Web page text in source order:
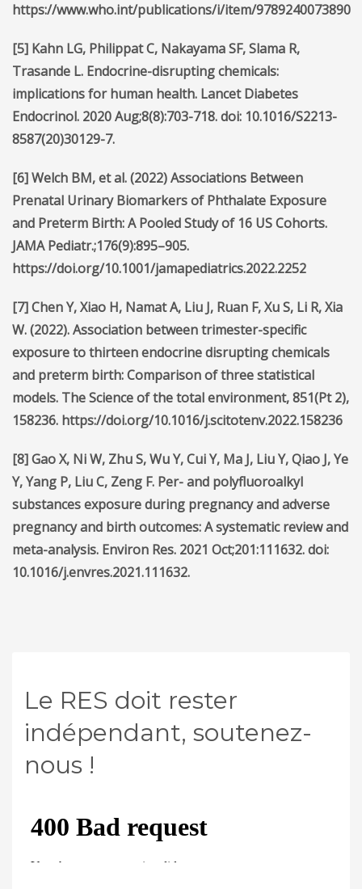
https://www.who.int/publications/i/item/9789240073890
[5] Kahn LG, Philippat C, Nakayama SF, Slama R,
Trasande L. Endocrine-disrupting chemicals:
implications for human health. Lancet Diabetes
Endocrinol. 2020 Aug;8(8):703-718. doi: 10.1016/S2213-
8587(20)30129-7.
[6]Welch BM, et al. (2022) Associations Between
Prenatal Urinary Biomarkers of Phthalate Exposure
and Preterm Birth: A Pooled Study of 16 US Cohorts.
JAMA Pediatr.;176(9):895–905.
https://doi.org/10.1001/jamapediatrics.2022.2252
[7] Chen Y, Xiao H, Namat A, Liu J, Ruan F, Xu S, Li R, Xia
W. (2022). Association between trimester-specific
exposure to thirteen endocrine disrupting chemicals
and preterm birth: Comparison of three statistical
models. The Science of the total environment, 851(Pt 2),
158236. https://doi.org/10.1016/j.scitotenv.2022.158236
[8]Gao X, Ni W, Zhu S, Wu Y, Cui Y, Ma J, Liu Y, Qiao J, Ye
Y, Yang P, Liu C, Zeng F. Per- and polyfluoroalkyl
substances exposure during pregnancy and adverse
pregnancy and birth outcomes: A systematic review and
meta-analysis. Environ Res. 2021 Oct;201:111632. doi:
10.1016/j.envres.2021.111632.
Le RES doit rester
indépendant, soutenez-
nous !